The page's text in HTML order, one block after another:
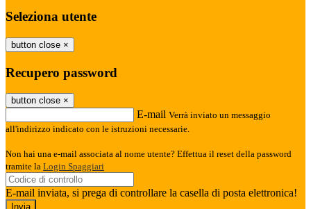
Seleziona utente
button close ×
Recupero password
button close ×
E-mail Verrà inviato un messaggio
all'indirizzo indicato con le istruzioni necessarie.
Non hai una e-mail associata al nome utente? Effettua il reset della password
tramite la Login Spaggiari
E-mail inviata, si prega di controllare la casella di posta elettronica!